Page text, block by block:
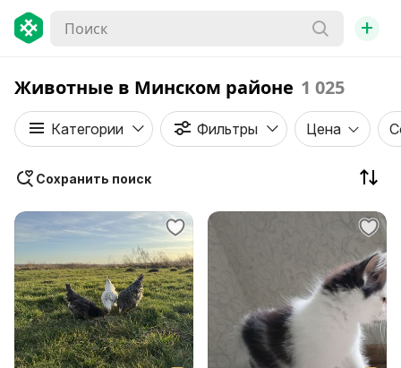
+
Животные в Минском районе 1 025
Категории Фильтры Цена
Сохранить поиск